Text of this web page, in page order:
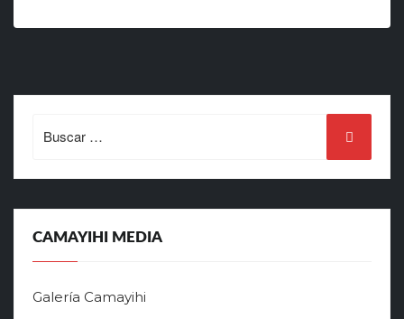
for:
CAMAYIHI MEDIA
Galería Camayihi